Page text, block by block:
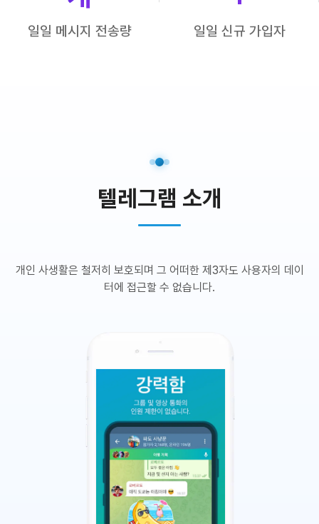
일일 메시지 전송량 일일 신규 가입자
텔레그램 소개
개인 사생활은 철저히 보호되며 그 어떠한 제3자도 사용자의 데이
터에 접근할 수 없습니다.